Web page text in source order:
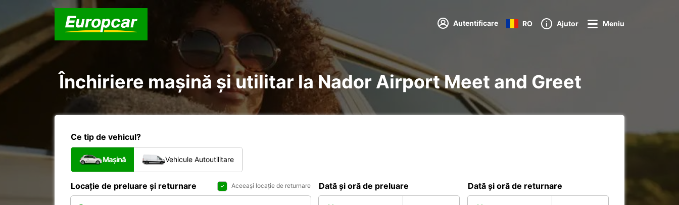
Autentificare RO Ajutor Meniu
Închiriere mașină și utilitar la Nador Airport Meet and Greet
Ce tip de vehicul?
Mașină Vehicule Autoutilitare
Locație de preluare și returnare Aceeași locație de returnare Dată și oră de preluare Dată și oră de returnare